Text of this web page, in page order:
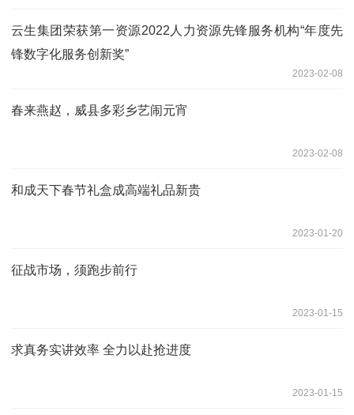
云生集团荣获第一资源2022人力资源先锋服务机构“年度先
锋数字化服务创新奖”
2023-02-08
春来燕赵，威县多彩乡艺闹元宵
2023-02-08
和成天下春节礼盒成高端礼品新贵
2023-01-20
征战市场，须跑步前行
2023-01-15
求真务实讲效率 全力以赴抢进度
2023-01-15